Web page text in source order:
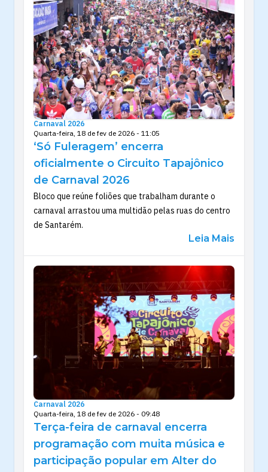
Carnaval 2026
Quarta-feira, 18 de fev de 2026 - 11:05
‘Só Fuleragem’ encerra
oficialmente o Circuito Tapajônico
de Carnaval 2026
Bloco que reúne foliões que trabalham durante o
carnaval arrastou uma multidão pelas ruas do centro
de Santarém.
Leia Mais
Carnaval 2026
Quarta-feira, 18 de fev de 2026 - 09:48
Terça-feira de carnaval encerra
programação com muita música e
participação popular em Alter do